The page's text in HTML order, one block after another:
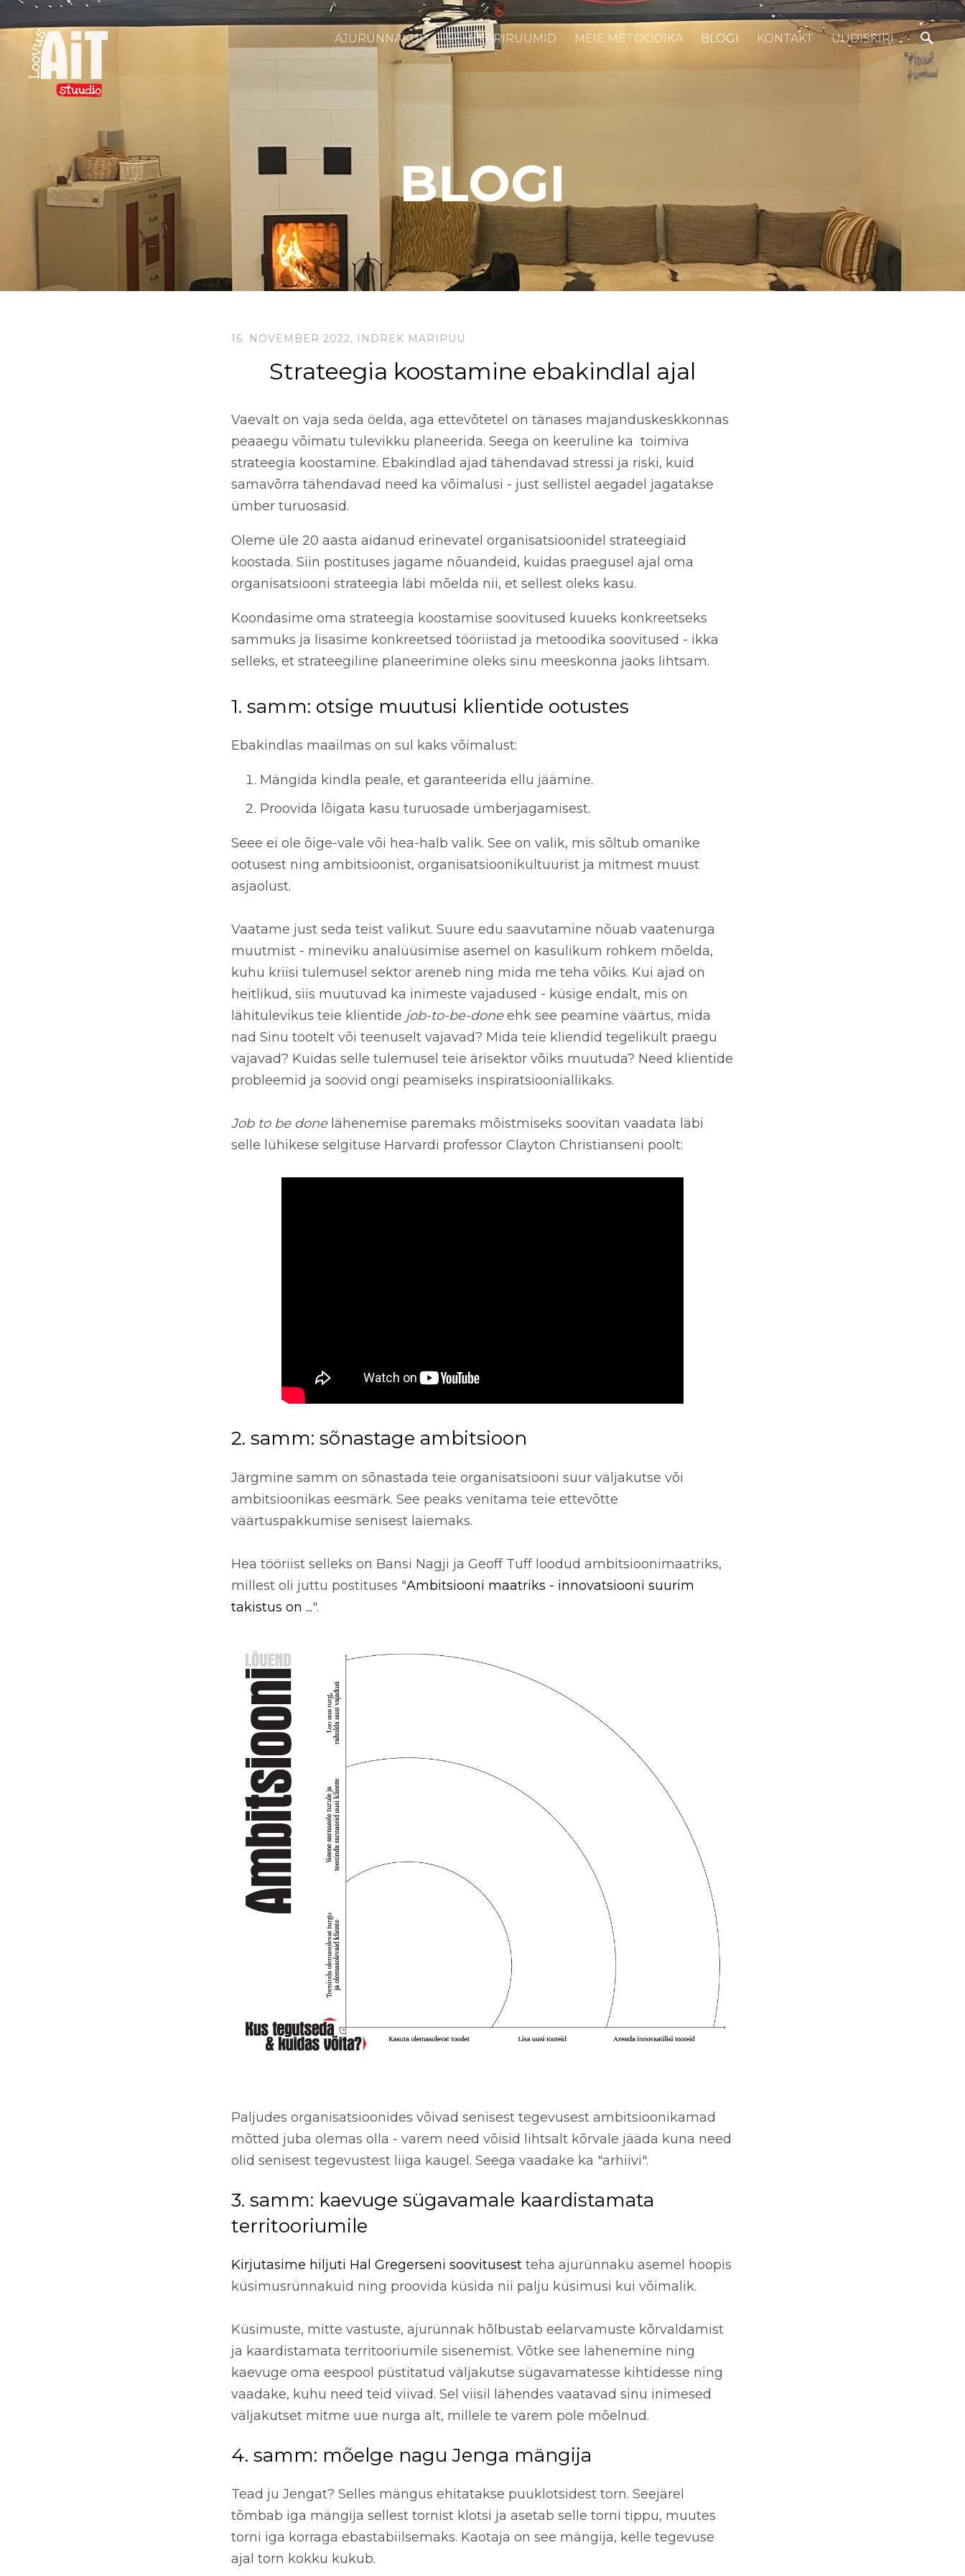
AJURÜNNAKUD SEMINARIRUUMID MEIE METOODIKA BLOGI KONTAKT UUDISKIRI
BLOGI
16. NOVEMBER 2022, INDREK MARIPUU
Strateegia koostamine ebakindlal ajal
Vaevalt on vaja seda öelda, aga ettevõtetel on tänases majanduskeskkonnas
peaaegu võimatu tulevikku planeerida. Seega on keeruline ka toimiva
strateegia koostamine. Ebakindlad ajad tähendavad stressi ja riski, kuid
samavõrra tähendavad need ka võimalusi - just sellistel aegadel jagatakse
ümber turuosasid.
Oleme üle 20 aasta aidanud erinevatel organisatsioonidel strateegiaid
koostada. Siin postituses jagame nõuandeid, kuidas praegusel ajal oma
organisatsiooni strateegia läbi mõelda nii, et sellest oleks kasu.
Koondasime oma strateegia koostamise soovitused kuueks konkreetseks
sammuks ja lisasime konkreetsed tööriistad ja metoodika soovitused - ikka
selleks, et strateegiline planeerimine oleks sinu meeskonna jaoks lihtsam.
1. samm: otsige muutusi klientide ootustes
Ebakindlas maailmas on sul kaks võimalust:
Mängida kindla peale, et garanteerida ellu jäämine.
Proovida lõigata kasu turuosade ümberjagamisest.
Seee ei ole õige-vale või hea-halb valik. See on valik, mis sõltub omanike
ootusest ning ambitsioonist, organisatsioonikultuurist ja mitmest muust
asjaolust.
Vaatame just seda teist valikut. Suure edu saavutamine nõuab vaatenurga
muutmist - mineviku analüüsimise asemel on kasulikum rohkem mõelda,
kuhu kriisi tulemusel sektor areneb ning mida me teha võiks. Kui ajad on
heitlikud, siis muutuvad ka inimeste vajadused - küsige endalt, mis on
lähitulevikus teie klientide job-to-be-done ehk see peamine väärtus, mida
nad Sinu tootelt või teenuselt vajavad? Mida teie kliendid tegelikult praegu
vajavad? Kuidas selle tulemusel teie ärisektor võiks muutuda? Need klientide
probleemid ja soovid ongi peamiseks inspiratsiooniallikaks.
Job to be donelähenemise paremaks mõistmiseks soovitan vaadata läbi
selle lühikese selgituse Harvardi professor Clayton Christianseni poolt:
2. samm: sõnastage ambitsioon
Järgmine samm on sõnastada teie organisatsiooni suur väljakutse või
ambitsioonikas eesmärk. See peaks venitama teie ettevõtte
väärtuspakkumise senisest laiemaks.
Hea tööriist selleks on Bansi Nagji ja Geoff Tuff loodud ambitsioonimaatriks,
millest oli juttu postituses "Ambitsiooni maatriks - innovatsiooni suurim
takistus on ...".
Paljudes organisatsioonides võivad senisest tegevusest ambitsioonikamad
mõtted juba olemas olla - varem need võisid lihtsalt kõrvale jääda kuna need
olid senisest tegevustest liiga kaugel. Seega vaadake ka "arhiivi".
3. samm: kaevuge sügavamale kaardistamata
territooriumile
Kirjutasime hiljuti Hal Gregerseni soovitusest teha ajurünnaku asemel hoopis
küsimusrünnakuid ning proovida küsida nii palju küsimusi kui võimalik.
Küsimuste, mitte vastuste, ajurünnak hõlbustab eelarvamuste kõrvaldamist
ja kaardistamata territooriumile sisenemist. Võtke see lähenemine ning
kaevuge oma eespool püstitatud väljakutse sügavamatesse kihtidesse ning
vaadake, kuhu need teid viivad. Sel viisil lähendes vaatavad sinu inimesed
väljakutset mitme uue nurga alt, millele te varem pole mõelnud.
4. samm: mõelge nagu Jenga mängija
Tead ju Jengat? Selles mängus ehitatakse puuklotsidest torn. Seejärel
tõmbab iga mängija sellest tornist klotsi ja asetab selle torni tippu, muutes
torni iga korraga ebastabiilsemaks. Kaotaja on see mängija, kelle tegevuse
ajal torn kokku kukub.